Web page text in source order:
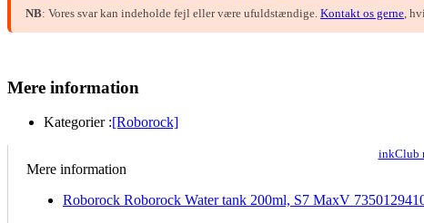
NB: Vores svar kan indeholde fejl eller være ufuldstændige. Kontakt os gerne ,
Mere information
Kategorier :[Roborock]
inkClub
Mere information
Roborock Roborock Water tank 200ml, S7 MaxV